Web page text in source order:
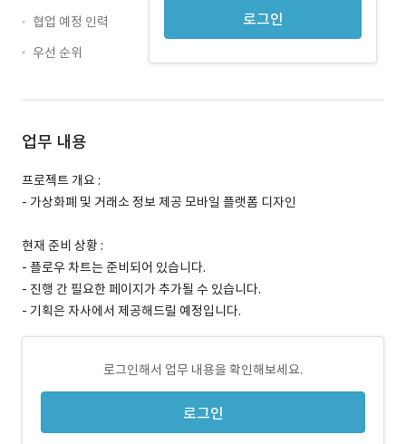
로그인
협업 예정 인력
우선 순위
업무 내용
프로젝트 개요 :
- 가상화폐 및 거래소 정보 제공 모바일 플랫폼 디자인
현재 준비 상황 :
- 플로우 차트는 준비되어 있습니다.
- 진행 간 필요한 페이지가 추가될 수 있습니다.
- 기획은 자사에서 제공해드릴 예정입니다.
로그인해서 업무 내용을 확인해보세요.
로그인